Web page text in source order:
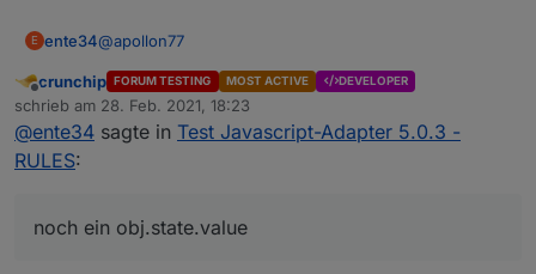
E ente34@apollon77
State condition false funktioniert noch nicht + noch ein
obj.state.value
(5.0.4, habe nur state condition gelöscht und neu
let cond0 = false;
    if (cond0 === false && _cond) {
Offline
crunchip FORUM TESTING MOST ACTIVE DEVELOPER
schrieb am 28. Feb. 2021, 18:23
zuletzt editiert von
@ente34 sagte in Test Javascript-Adapter 5.0.3 -
RULES:
noch ein obj.state.value